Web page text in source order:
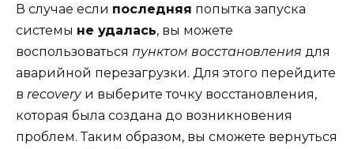
В случае если последняя попытка запуска
системы не удалась, вы можете
воспользоваться пунктом восстановления для
аварийной перезагрузки. Для этого перейдите
в recoveryи выберите точку восстановления,
которая была создана до возникновения
проблем. Таким образом, вы сможете вернуться